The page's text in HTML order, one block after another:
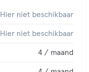
Hier niet beschikbaar
Hier niet beschikbaar
4 / maand